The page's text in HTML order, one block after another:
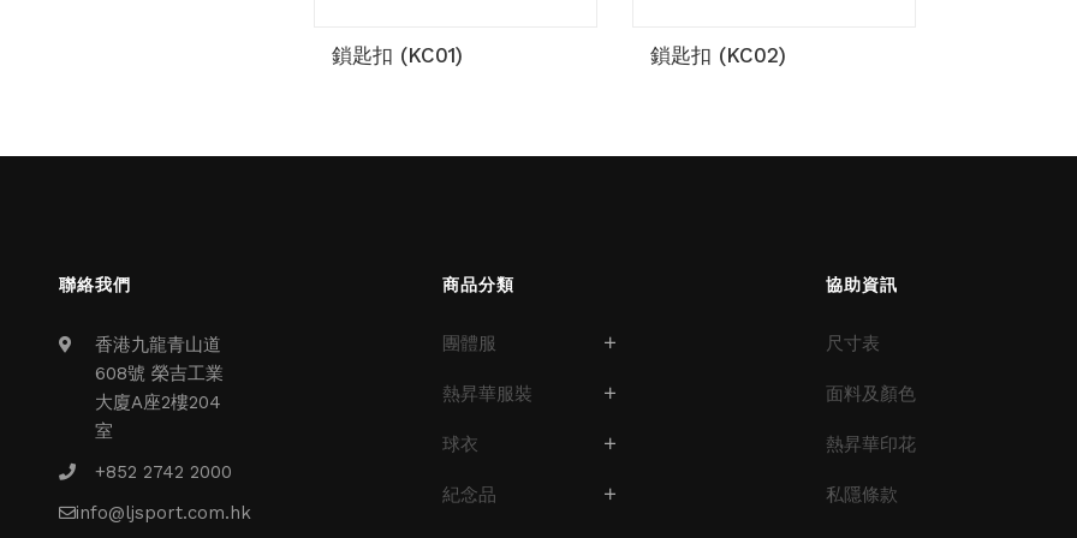
鎖匙扣 (KC01) 鎖匙扣 (KC02)
聯絡我們
香港九龍青山道
608號 榮吉工業
大廈A座2樓204
室
+852 2742 2000
info@ljsport.com.hk
商品分類
團體服
熱昇華服裝
球衣
紀念品
協助資訊
尺寸表
面料及顏色
熱昇華印花
私隱條款